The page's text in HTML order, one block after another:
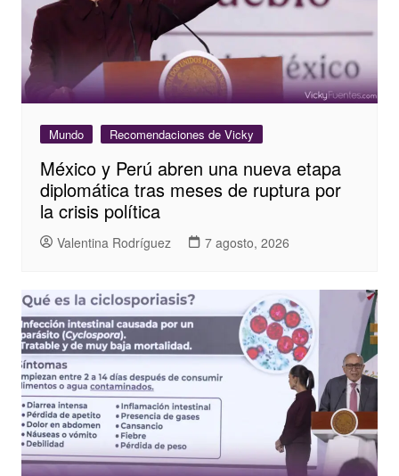
Mundo Recomendaciones de Vicky
México y Perú abren una nueva etapa
diplomática tras meses de ruptura por
la crisis política
Valentina Rodríguez 7 agosto, 2026